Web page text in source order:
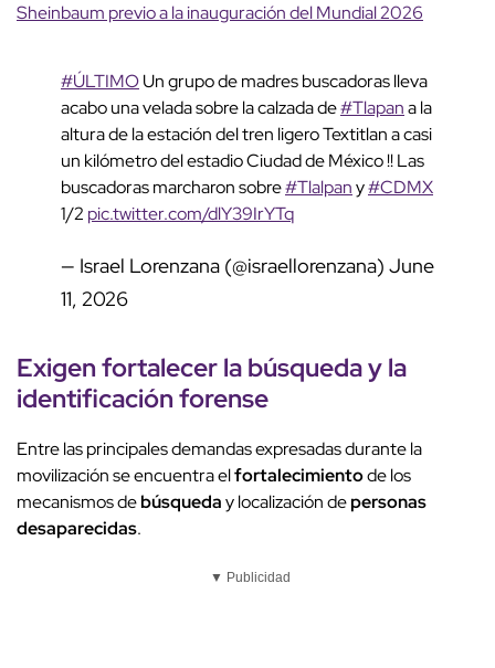
Sheinbaum previo a la inauguración del Mundial 2026
#ÚLTIMOUn grupo de madres buscadoras lleva
acabo una velada sobre la calzada de#Tlapana la
altura de la estación del tren ligero Textitlan a casi
un kilómetro del estadio Ciudad de México !! Las
buscadoras marcharon sobre#Tlalpany#CDMX
1/2 pic.twitter.com/dlY39IrYTq
— Israel Lorenzana (@israellorenzana) June
11, 2026
Exigen fortalecer labúsqueday la
identificación forense
Entre las principales demandas expresadas durante la
movilización se encuentra elfortalecimientode los
mecanismos debúsqueday localización depersonas
desaparecidas.
▼ Publicidad